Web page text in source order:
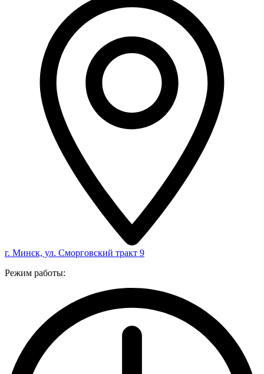
г. Минск, ул. Сморговский тракт 9
Режим работы: